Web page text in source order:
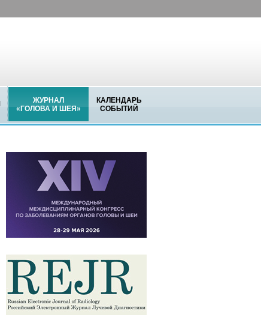
ЖУРНАЛ
«ГОЛОВА И ШЕЯ»
КАЛЕНДАРЬ
СОБЫТИЙ